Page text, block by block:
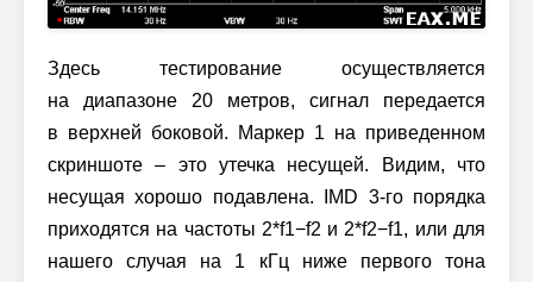
Здесь тестирование осуществляется
на диапазоне 20 метров, сигнал передается
в верхней боковой. Маркер 1 на приведенном
скриншоте – это утечка несущей. Видим, что
несущая хорошо подавлена. IMD 3-гопорядка
приходятся на частоты 2*f1−f2 и 2*f2−f1, или для
нашего случая на 1 кГц ниже первого тона